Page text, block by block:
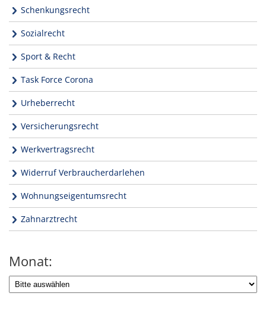
Schenkungsrecht
Sozialrecht
Sport & Recht
Task Force Corona
Urheberrecht
Versicherungsrecht
Werkvertragsrecht
Widerruf Verbraucherdarlehen
Wohnungseigentumsrecht
Zahnarztrecht
Monat: